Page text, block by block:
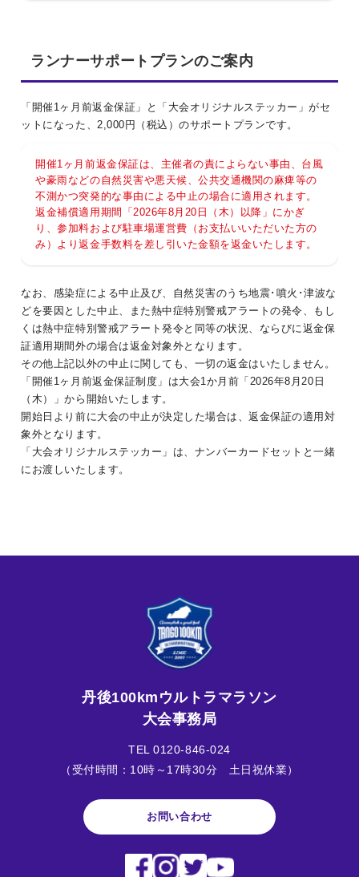
ランナーサポートプランのご案内
「開催1ヶ月前返金保証」と「大会オリジナルステッカー」がセ
ットになった、2,000円（税込）のサポートプランです。
開催1ヶ月前返金保証は、主催者の責によらない事由、台風
や豪雨などの自然災害や悪天候、公共交通機関の麻痺等の
不測かつ突発的な事由による中止の場合に適用されます。
返金補償適用期間「2026年8月20日（木）以降」にかぎ
り、参加料および駐車場運営費（お支払いいただいた方の
み）より返金手数料を差し引いた金額を返金いたします。
なお、感染症による中止及び、自然災害のうち地震･噴火･津波な
どを要因とした中止、また熱中症特別警戒アラートの発令、もし
くは熱中症特別警戒アラート発令と同等の状況、ならびに返金保
証適用期間外の場合は返金対象外となります。
その他上記以外の中止に関しても、一切の返金はいたしません。
「開催1ヶ月前返金保証制度」は大会1か月前「2026年8月20日
（木）」から開始いたします。
開始日より前に大会の中止が決定した場合は、返金保証の適用対
象外となります。
「大会オリジナルステッカー」は、ナンバーカードセットと一緒
にお渡しいたします。
丹後100kmウルトラマラソン
大会事務局
TEL 0120-846-024
（受付時間：10時～17時30分 土日祝休業）
お問い合わせ